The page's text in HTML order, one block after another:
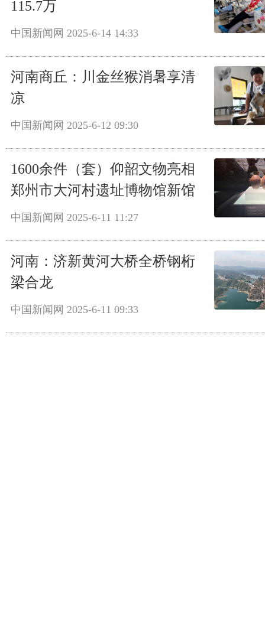
115.7万
中国新闻网 2025-6-14 14:33
河南商丘：川金丝猴消暑享清
凉
中国新闻网 2025-6-12 09:30
1600余件（套）仰韶文物亮相
郑州市大河村遗址博物馆新馆
中国新闻网 2025-6-11 11:27
河南：济新黄河大桥全桥钢桁
梁合龙
中国新闻网 2025-6-11 09:33